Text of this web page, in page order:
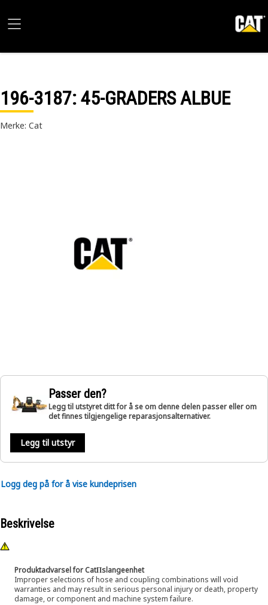
196-3187: 45-GRADERS ALBUE
Merke: Cat
Passer den?
Legg til utstyret ditt for å se om denne delen passer eller om
det finnes tilgjengelige reparasjonsalternativer.
Legg til utstyr
Logg deg på for å vise kundeprisen
Beskrivelse
Produktadvarsel for CatΠslangeenhet
Improper selections of hose and coupling combinations will void
warranties and may result in serious personal injury or death, property
damage, or component and machine system failure.